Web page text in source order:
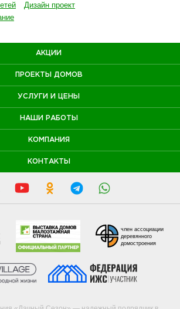
Дизайн проект
АКЦИИ
ПРОЕКТЫ ДОМОВ
УСЛУГИ И ЦЕНЫ
НАШИ РАБОТЫ
КОМПАНИЯ
КОНТАКТЫ
член ассоциации
деревянного
домостроения